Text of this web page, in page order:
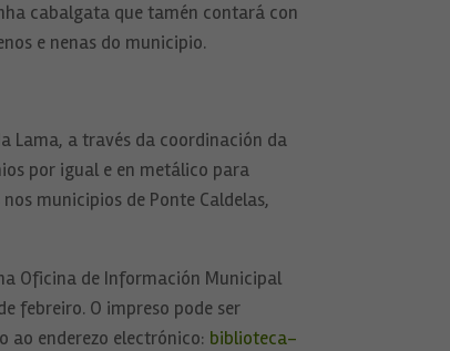
cabalgata que tamén contará con
e nenas do municipio.
Lama, a través da coordinación da
por igual e en metálico para
municipios de Ponte Caldelas,
Oficina de Información Municipal
febreiro. O impreso pode ser
ao enderezo electrónico: biblioteca-